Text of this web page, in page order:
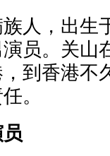
，出生
员。关山
到香港不
。